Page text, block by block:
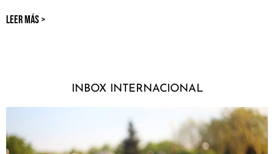
LEER MÁS >
INBOX INTERNACIONAL